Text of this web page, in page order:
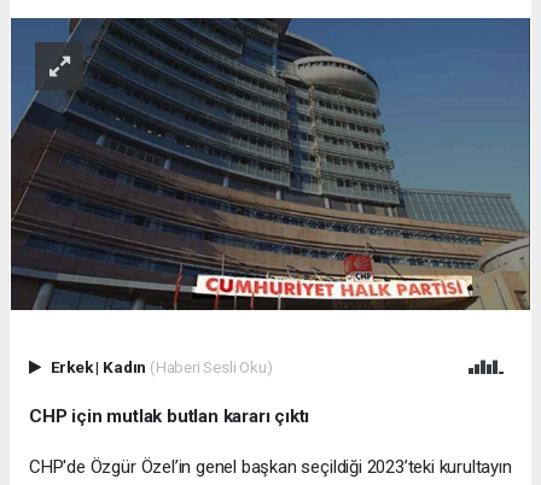
Erkek| Kadın (Haberi Sesli Oku)
CHP için mutlak butlan kararı çıktı
CHP'de Özgür Özel’in genel başkan seçildiği 2023’teki kurultayın